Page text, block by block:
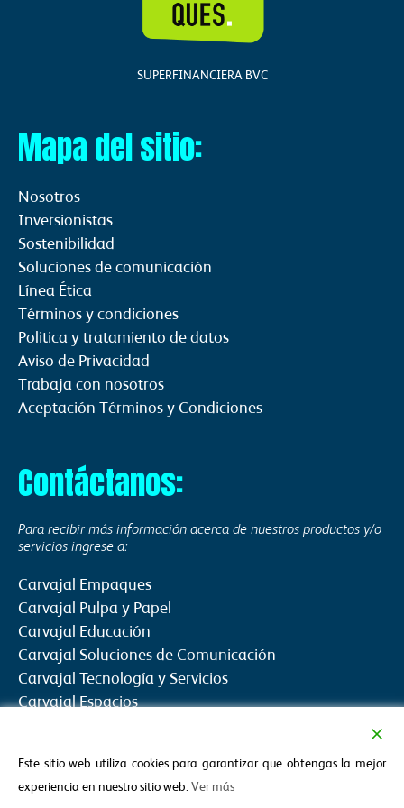
i
n
g
r
a
e
SUPERFINANCIERA BVC
Mapa del sitio:
Nosotros
Inversionistas
Sostenibilidad
Soluciones de comunicación
Línea Ética
Términos y condiciones
Politica y tratamiento de datos
Aviso de Privacidad
Trabaja con nosotros
Aceptación Términos y Condiciones
Contáctanos:
Para recibir más información acerca de nuestros productos y/o
servicios ingrese a:
Carvajal Empaques
Carvajal Pulpa y Papel
Carvajal Educación
Carvajal Soluciones de Comunicación
Carvajal Tecnología y Servicios
Carvajal Espacios
Este sitio web utiliza cookies para garantizar que obtengas la mejor
experiencia en nuestro sitio web.Ver más